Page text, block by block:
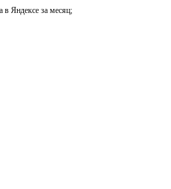
в Яндексе за месяц;